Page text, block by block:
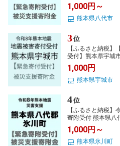
1,000円～
熊本県八代市
3位
【ふるさと納税】
受付】熊本県宇城
1,000円
熊本県宇城市
4位
【ふるさと納税】
寄附受付 熊本県八
1,000円～
熊本県氷川町